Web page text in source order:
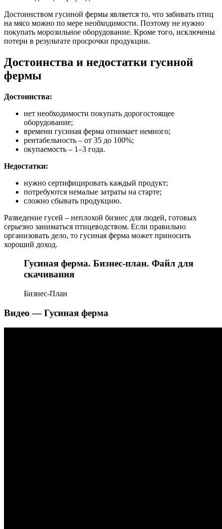
Достоинством гусиной фермы является то, что забивать птиц
на мясо можно по мере необходимости. Поэтому не нужно
покупать морозильное оборудование. Кроме того, исключены
потери в результате просрочки продукции.
Достоинства и недостатки гусиной
фермы
Достоинства:
нет необходимости покупать дорогостоящее
оборудование;
времени гусиная ферма отнимает немного;
рентабельность – от 35 до 100%;
окупаемость – 1–3 года.
Недостатки:
нужно сертифицировать каждый продукт;
потребуются немалые затраты на старте;
сложно сбывать продукцию.
Разведение гусей – неплохой бизнес для людей, готовых
серьезно заниматься птицеводством. Если правильно
организовать дело, то гусиная ферма может приносить
хороший доход.
Гусиная ферма. Бизнес-план. Файл для
скачивания
Бизнес-План
Видео — Гусиная ферма